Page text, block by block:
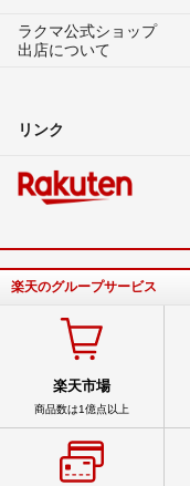
ラクマ公式ショップ
出店について
リンク
楽天のグループサービス
楽天市場
商品数は1億点以上